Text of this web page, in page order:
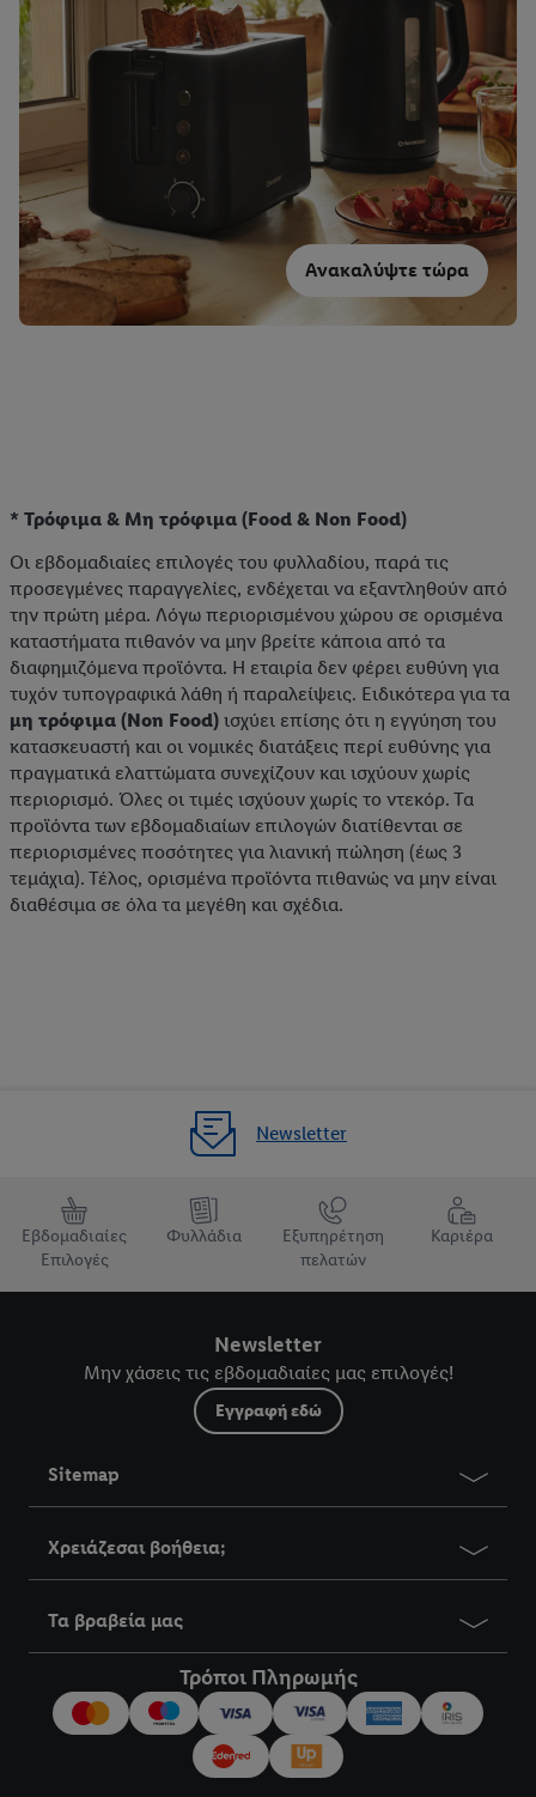
Ανακαλύψτε τώρα
* Τρόφιμα & Μη τρόφιμα (Food & Non Food)
Οι εβδομαδιαίες επιλογές του φυλλαδίου, παρά τις
προσεγμένες παραγγελίες, ενδέχεται να εξαντληθούν από
την πρώτη μέρα. Λόγω περιορισμένου χώρου σε ορισμένα
καταστήματα πιθανόν να μην βρείτε κάποια από τα
διαφημιζόμενα προϊόντα. Η εταιρία δεν φέρει ευθύνη για
τυχόν τυπογραφικά λάθη ή παραλείψεις. Ειδικότερα για τα
μη τρόφιμα (Non Food) ισχύει επίσης ότι η εγγύηση του
κατασκευαστή και οι νομικές διατάξεις περί ευθύνης για
πραγματικά ελαττώματα συνεχίζουν και ισχύουν χωρίς
περιορισμό. Όλες οι τιμές ισχύουν χωρίς το ντεκόρ. Τα
προϊόντα των εβδομαδιαίων επιλογών διατίθενται σε
περιορισμένες ποσότητες για λιανική πώληση (έως 3
τεμάχια). Τέλος, ορισμένα προϊόντα πιθανώς να μην είναι
διαθέσιμα σε όλα τα μεγέθη και σχέδια.
Newsletter
Εβδομαδιαίες
Επιλογές
Φυλλάδια
Εξυπηρέτηση
πελατών
Καριέρα
Newsletter
Μην χάσεις τις εβδομαδιαίες μας επιλογές!
Εγγραφή εδώ
Sitemap
Χρειάζεσαι βοήθεια;
Τα βραβεία μας
Τρόποι Πληρωμής